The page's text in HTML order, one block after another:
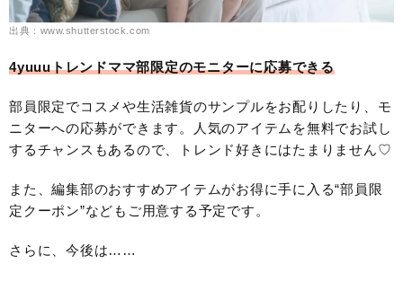
出典：www.shutterstock.com
4yuuuトレンドママ部限定のモニターに応募できる
部員限定でコスメや生活雑貨のサンプルをお配りしたり、モ
ニターへの応募ができます。人気のアイテムを無料でお試し
するチャンスもあるので、トレンド好きにはたまりません♡
また、編集部のおすすめアイテムがお得に手に入る“部員限
定クーポン”などもご用意する予定です。
さらに、今後は……